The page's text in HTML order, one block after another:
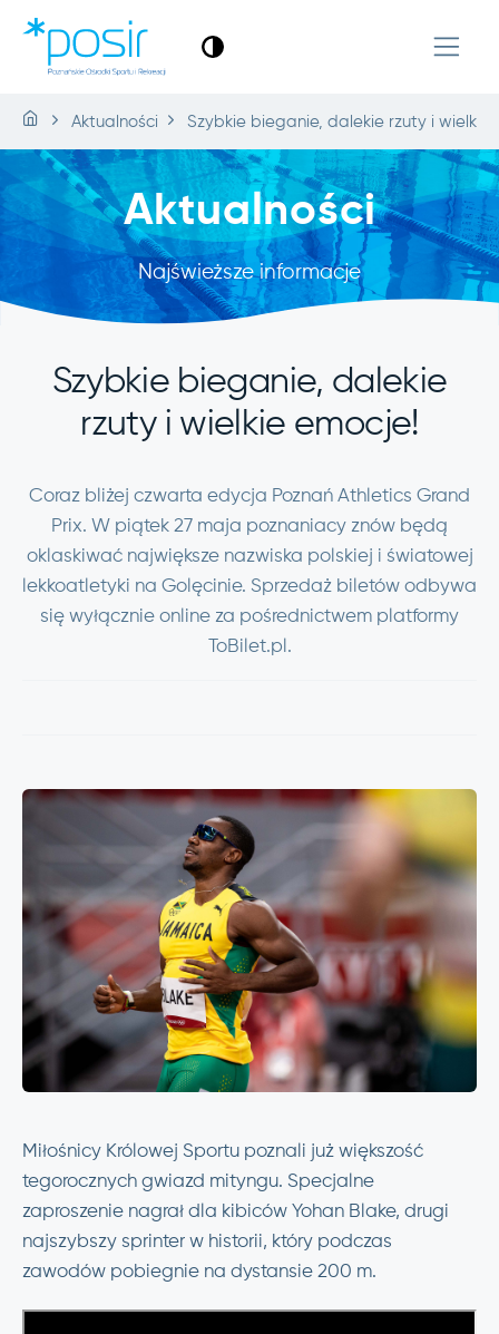
Aktualności Szybkie bieganie, dalekie rzuty i wielkie
Aktualności
Najświeższe informacje
Szybkie bieganie, dalekie
rzuty i wielkie emocje!
Coraz bliżej czwarta edycja Poznań Athletics Grand
Prix. W piątek 27 maja poznaniacy znów będą
oklaskiwać największe nazwiska polskiej i światowej
lekkoatletyki na Golęcinie. Sprzedaż biletów odbywa
się wyłącznie online za pośrednictwem platformy
ToBilet.pl.
Miłośnicy Królowej Sportu poznali już większość
tegorocznych gwiazd mityngu. Specjalne
zaproszenie nagrał dla kibiców Yohan Blake, drugi
najszybszy sprinter w historii, który podczas
zawodów pobiegnie na dystansie 200 m.